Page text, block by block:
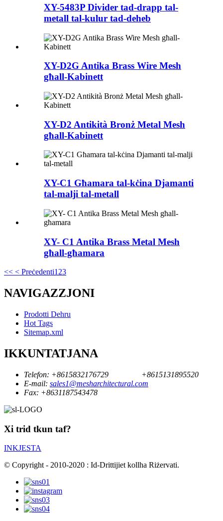
XY-5483P Divider tad-drapp tal-
metall tal-kulur tad-deheb
XY-D2G Antika Brass Wire Mesh
għall-Kabinett
XY-D2 Antikità Bronż Metal Mesh
għall-Kabinett
XY-C1 Għamara tal-kċina Djamanti
tal-malji tal-metall
XY- C1 Antika Brass Metal Mesh
għall-għamara
<< < Preċedenti1 23
NAVIGAZZJONI
Prodotti Dehru
Hot Tags
Sitemap.xml
IKKUNTATJANA
Telefon: +8615832176729
+8615131895520
E-mail: sales1@mesharchitectural.com
Fax: +8631187543478
Xi trid tkun taf?
INKJESTA
© Copyright - 2010-2020 : Id-Drittijiet kollha Riżervati.